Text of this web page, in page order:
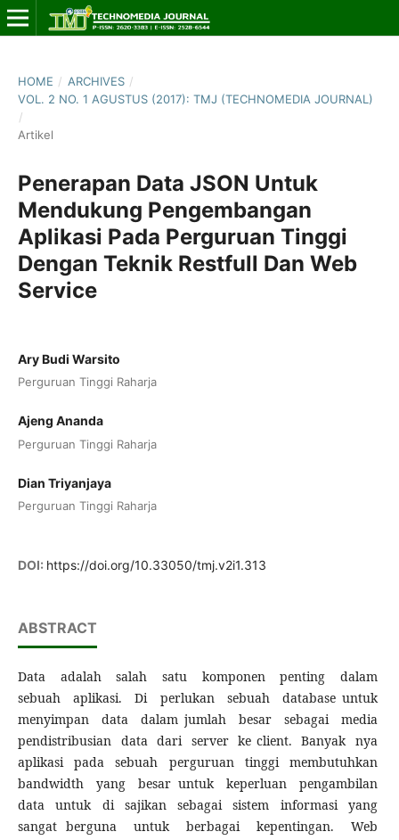
HOME / ARCHIVES /
VOL. 2 NO. 1 AGUSTUS (2017): TMJ (TECHNOMEDIA JOURNAL)
/
Artikel
Penerapan Data JSON Untuk
Mendukung Pengembangan
Aplikasi Pada Perguruan Tinggi
Dengan Teknik Restfull Dan Web
Service
Ary Budi Warsito
Perguruan Tinggi Raharja
Ajeng Ananda
Perguruan Tinggi Raharja
Dian Triyanjaya
Perguruan Tinggi Raharja
DOI: https://doi.org/10.33050/tmj.v2i1.313
ABSTRACT
Data adalah salah satu komponen penting dalam
sebuah aplikasi. Di perlukan sebuah database untuk
menyimpan data dalam jumlah besar sebagai media
pendistribusian data dari server ke client. Banyak nya
aplikasi pada sebuah perguruan tinggi membutuhkan
bandwidth yang besar untuk keperluan pengambilan
data untuk di sajikan sebagai sistem informasi yang
sangat berguna untuk berbagai kepentingan. Web